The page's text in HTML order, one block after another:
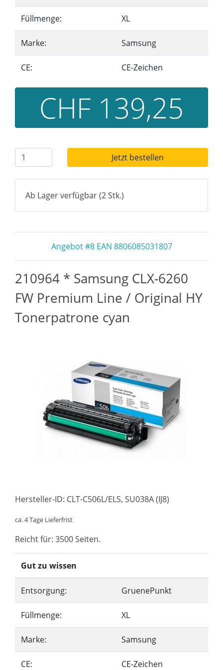
Füllmenge: XL
Marke: Samsung
CE: CE-Zeichen
CHF 139,25
Jetzt bestellen
Ab Lager verfügbar (2 Stk.)
Angebot #8 EAN 8806085031807
210964 * Samsung CLX-6260
FW Premium Line / Original HY
Tonerpatrone cyan
Hersteller-ID: CLT-C506L/ELS, SU038A (IJ8)
ca. 4 Tage Lieferfrist
Reicht für: 3500 Seiten.
Gut zu wissen
Entsorgung: GruenePunkt
Füllmenge: XL
Marke: Samsung
CE: CE-Zeichen